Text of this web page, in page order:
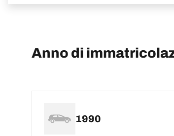
Anno di
1990